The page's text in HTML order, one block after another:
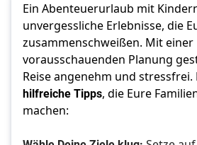
Ein Abenteuerurlaub mit
unvergessliche Erlebnisse, die
zusammenschweißen. Mit einer
vorausschauenden Planung
hilfreiche Tipps, die Eure
machen: